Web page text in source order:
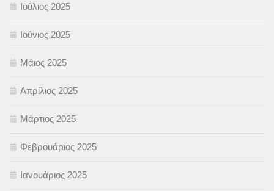
Ιούλιος 2025
Ιούνιος 2025
Μάιος 2025
Απρίλιος 2025
Μάρτιος 2025
Φεβρουάριος 2025
Ιανουάριος 2025